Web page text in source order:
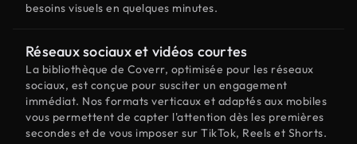
besoins visuels en quelques minutes.
Réseaux sociaux et vidéos courtes
La bibliothèque de Coverr, optimisée pour les réseaux
sociaux, est conçue pour susciter un engagement
immédiat. Nos formats verticaux et adaptés aux mobiles
vous permettent de capter l'attention dès les premières
secondes et de vous imposer sur TikTok, Reels et Shorts.